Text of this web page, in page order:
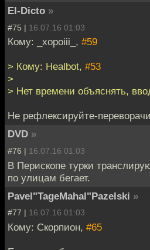
El-Dicto »
#75 | 16.07.16 01:03
Кому: _xopoiii_, #59
> Кому: Healbot, #53
>
> Нет времени объяснять,
Не рефлексируйте-
DVD »
#76 | 16.07.16 01:03
В Перископе турки
по улицам бегает.
Pavel"TageMahal"Pazelski »
#77 | 16.07.16 01:03
Кому: Скорпион, #65